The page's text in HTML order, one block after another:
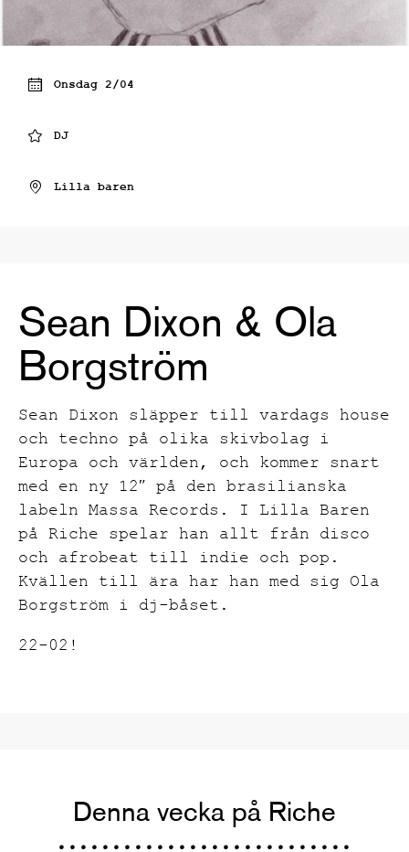
Sean Dixon & Ola
Borgström
Sean Dixon släpper till vardags house
och techno på olika skivbolag i
Europa och världen, och kommer snart
med en ny 12″ på den brasilianska
labeln Massa Records. I Lilla Baren
på Riche spelar han allt från disco
och afrobeat till indie och pop.
Kvällen till ära har han med sig Ola
Borgström i dj-båset.
22-02!
Onsdag 2/04
DJ
Lilla baren
Denna vecka på Riche